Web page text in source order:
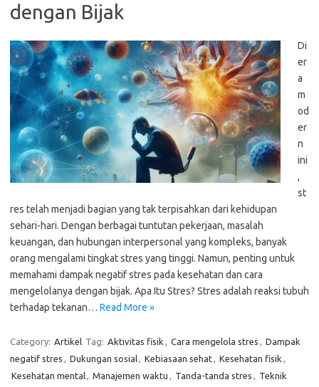
dengan Bijak
Di
er
a
m
od
er
n
ini
,
st
res telah menjadi bagian yang tak terpisahkan dari kehidupan
sehari-hari. Dengan berbagai tuntutan pekerjaan, masalah
keuangan, dan hubungan interpersonal yang kompleks, banyak
orang mengalami tingkat stres yang tinggi. Namun, penting untuk
memahami dampak negatif stres pada kesehatan dan cara
mengelolanya dengan bijak. Apa Itu Stres? Stres adalah reaksi tubuh
terhadap tekanan… Read More »
Category: Artikel Tag: Aktivitas fisik , Cara mengelola stres , Dampak
negatif stres , Dukungan sosial, Kebiasaan sehat, Kesehatan fisik ,
Kesehatan mental, Manajemen waktu , Tanda-tanda stres , Teknik